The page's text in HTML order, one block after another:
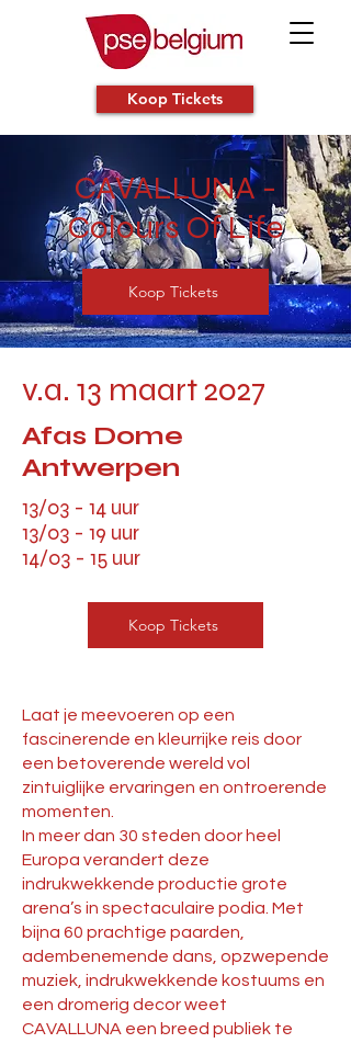
Koop Tickets
CAVALLUNA -
Colours Of Life
Koop Tickets
v.a. 13 maart 2027
Afas Dome
Antwerpen
13/03 - 14 uur
13/03 - 19 uur
14/03 - 15 uur
Koop Tickets
Laat je meevoeren op een
fascinerende en kleurrijke reis door
een betoverende wereld vol
zintuiglijke ervaringen en ontroerende
momenten.
In meer dan 30 steden door heel
Europa verandert deze
indrukwekkende productie grote
arena’s in spectaculaire podia. Met
bijna 60 prachtige paarden,
adembenemende dans, opzwepende
muziek, indrukwekkende kostuums en
een dromerig decor weet
CAVALLUNA een breed publiek te